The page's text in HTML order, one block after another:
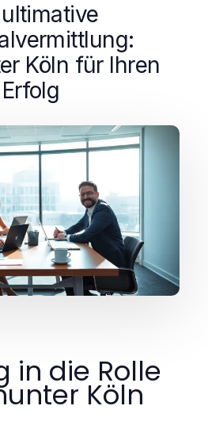
Köln für Ihren
Erfolg
in die Rolle
Köln